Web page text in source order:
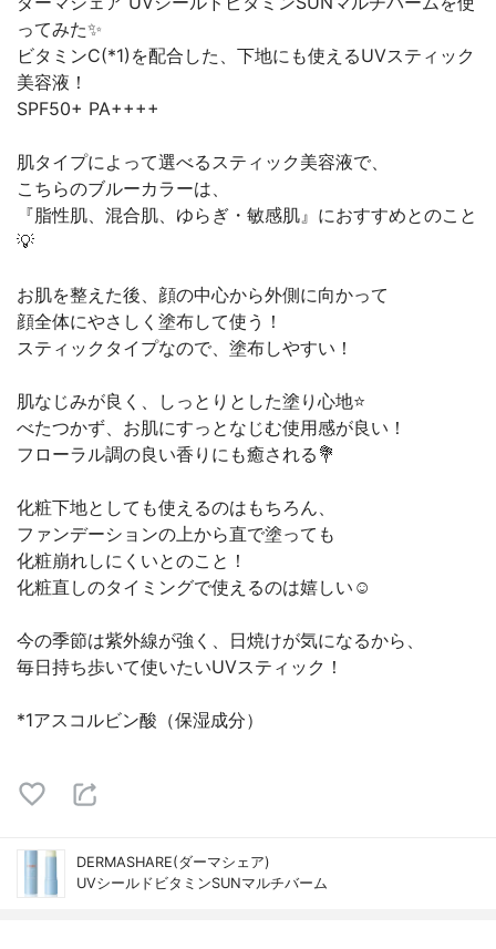
ってみた✨
ビタミンC(*1)を配合した、下地にも使えるUVスティック
美容液！
SPF50+ PA++++
肌タイプによって選べるスティック美容液で、
こちらのブルーカラーは、
『脂性肌、混合肌、ゆらぎ・敏感肌』におすすめとのこと
💡
お肌を整えた後、顔の中心から外側に向かって
顔全体にやさしく塗布して使う！
スティックタイプなので、塗布しやすい！
肌なじみが良く、しっとりとした塗り心地⭐
べたつかず、お肌にすっとなじむ使用感が良い！
フローラル調の良い香りにも癒される💐
化粧下地としても使えるのはもちろん、
ファンデーションの上から直で塗っても
化粧崩れしにくいとのこと！
化粧直しのタイミングで使えるのは嬉しい☺️
今の季節は紫外線が強く、日焼けが気になるから、
毎日持ち歩いて使いたいUVスティック！
*1アスコルビン酸（保湿成分）
DERMASHARE(ダーマシェア)
UVシールドビタミンSUNマルチバーム